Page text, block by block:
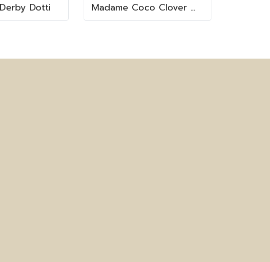
Dotti Madame Coco Clover Waterproof (Misty Black)